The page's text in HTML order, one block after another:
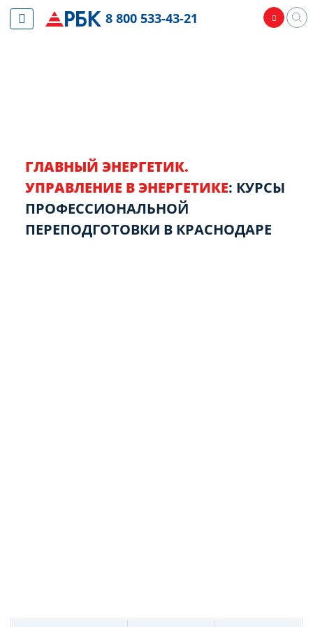
ГЛАВНЫЙ ЭНЕРГЕТИК.
УПРАВЛЕНИЕ В ЭНЕРГЕТИКЕ: КУРСЫ
ПРОФЕССИОНАЛЬНОЙ
ПЕРЕПОДГОТОВКИ В КРАСНОДАРЕ
8 800 533-43-21